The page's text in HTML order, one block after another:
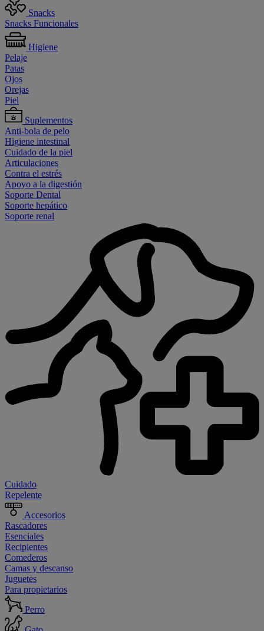
Snacks
Snacks Funcionales
Higiene
Pelaje
Patas
Ojos
Orejas
Piel
Suplementos
Anti-bola de pelo
Higiene intestinal
Cuidado de la piel
Articulaciones
Contra el estrés
Apoyo a la digestión
Soporte Dental
Soporte hepático
Soporte renal
Cuidado
Repelente
Accesorios
Rascadores
Esenciales
Recipientes
Comederos
Camas y descanso
Juguetes
Para propietarios
Perro